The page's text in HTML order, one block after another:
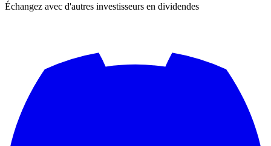
Échangez avec d'autres investisseurs en dividendes